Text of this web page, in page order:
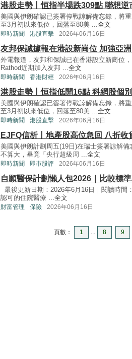
港股走勢丨恒指半場跌309點 聯想逆
美國與伊朗確認已簽署停戰諒解備忘錄，將
至3月初以來低位，回落至80美 ... 全文
即時新聞 港股直擊 2026年06月16日
友邦保誠據報在港設新崗位 加強亞
外電報道，友邦和保誠已在香港設立新崗位
Rathod近期加入友邦 ... 全文
即時新聞 香港財經 2026年06月16日
港股走勢丨恒指低開16點 科網股個
美國與伊朗確認已簽署停戰諒解備忘錄，將
至3月初以來低位，回落至80美 ... 全文
即時新聞 港股直擊 2026年06月16日
EJFQ信析丨地產股高位急回 八折收
美國與伊朗計劃周五(19日)在瑞士簽署諒解
不算大，畢竟「央行超級周 ... 全文
即時新聞 即巿股評 2026年06月16日
自願醫保計劃懶人包2026｜比較標
最後更新日期：2026年6月16日｜閱讀時間
認可的住院醫療 ... 全文
財富管理 保險 2026年06月16日
頁數： 1 ... 8 9